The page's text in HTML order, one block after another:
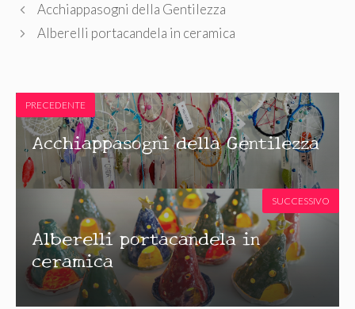
Acchiappasogni della Gentilezza
Alberelli portacandela in ceramica
PRECEDENTE
Acchiappasogni della Gentilezza
Alberelli portacandela in
ceramica
SUCCESSIVO